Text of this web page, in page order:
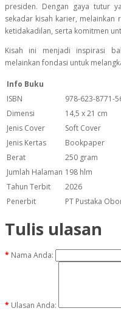
presiden. Dengan gaya tutur
sekadar kisah karier, melainkan
ketidakadilan, serta komitmen
Kisah ini menjadi inspirasi
melainkan fondasi untuk
Info Buku
ISBN
978-623-8771-
Dimensi
14,5 x 21 cm
Jenis Cover
Soft Cover
Jenis Kertas
Bookpaper
Berat
250 gram
Jumlah Halaman 198 hlm
Tahun Terbit
2026
Penerbit
PT Pustaka
Tulis ulasan
Nama Anda:
Ulasan Anda: